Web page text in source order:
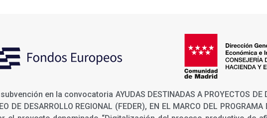
en la convocatoria AYUDAS DESTINADAS A PROYECTOS DE
DE DESARROLLO REGIONAL (FEDER), EN EL MARCO DEL